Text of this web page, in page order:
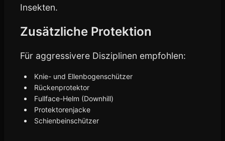
Insekten.
Zusätzliche Protektion
Für aggressivere Disziplinen empfohlen:
Knie- und Ellenbogenschützer
Rückenprotektor
Fullface-Helm (Downhill)
Protektorenjacke
Schienbeinschützer